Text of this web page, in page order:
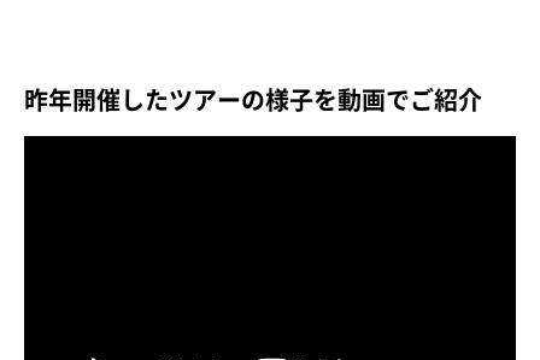
昨年開催したツアーの様子を動画でご紹介